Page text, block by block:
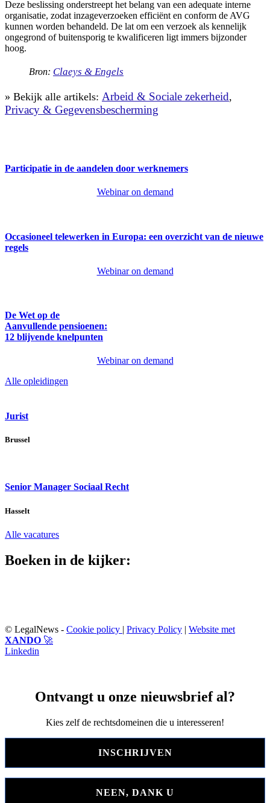
Deze beslissing onderstreept het belang van een adequate interne
organisatie, zodat inzageverzoeken efficiënt en conform de AVG
kunnen worden behandeld. De lat om een verzoek als kennelijk
ongegrond of buitensporig te kwalificeren ligt immers bijzonder
hoog.
Bron: Claeys & Engels
» Bekijk alle artikels: Arbeid & Sociale zekerheid,
Privacy & Gegevensbescherming
Participatie in de aandelen door werknemers
Webinar on demand
Occasioneel telewerken in Europa: een overzicht van de nieuwe
regels
Webinar on demand
De Wet op de
Aanvullende pensioenen:
12 blijvende knelpunten
Webinar on demand
Alle opleidingen
Jurist
Brussel
Senior Manager Sociaal Recht
Hasselt
Alle vacatures
Boeken in de kijker:
© LegalNews - Cookie policy | Privacy Policy | Website met
XANDO 🚀
Linkedin
Ontvangt u onze nieuwsbrief al?
Kies zelf de rechtsdomeinen die u interesseren!
INSCHRIJVEN
NEEN, DANK U